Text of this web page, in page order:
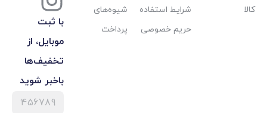
شرایط استفاده
شیوه‌های
پرداخت